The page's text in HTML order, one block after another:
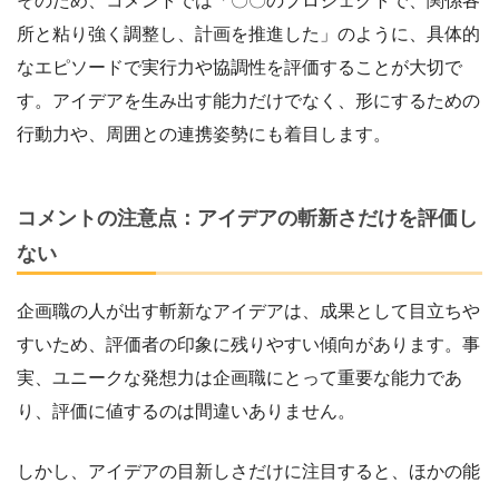
所と粘り強く調整し、計画を推進した」のように、具体的
なエピソードで実行力や協調性を評価することが大切で
す。アイデアを生み出す能力だけでなく、形にするための
行動力や、周囲との連携姿勢にも着目します。
コメントの注意点：アイデアの斬新さだけを評価し
ない
企画職の人が出す斬新なアイデアは、成果として目立ちや
すいため、評価者の印象に残りやすい傾向があります。事
実、ユニークな発想力は企画職にとって重要な能力であ
り、評価に値するのは間違いありません。
しかし、アイデアの目新しさだけに注目すると、ほかの能